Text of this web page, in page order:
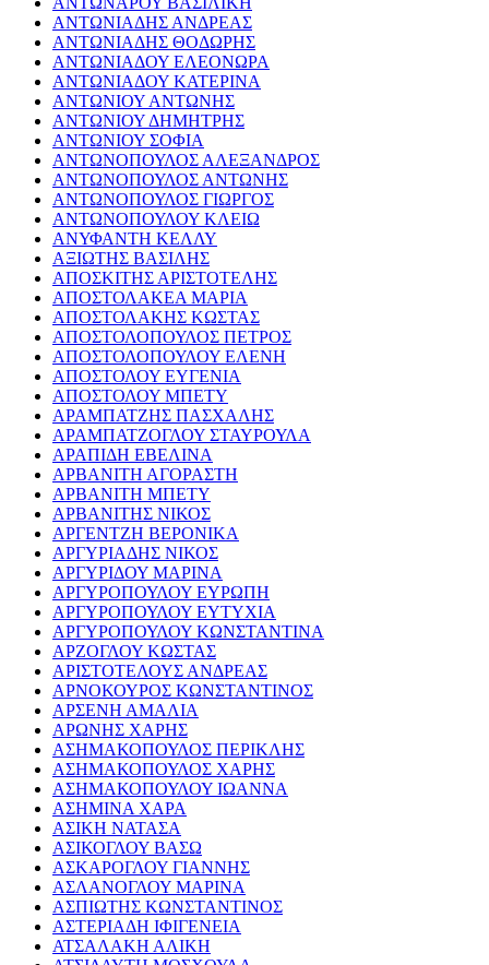
ΑΝΤΩΝΙΑΔΗΣ ΑΝΔΡΕΑΣ
ΑΝΤΩΝΙΑΔΗΣ ΘΟΔΩΡΗΣ
ΑΝΤΩΝΙΑΔΟΥ ΕΛΕΟΝΩΡΑ
ΑΝΤΩΝΙΑΔΟΥ ΚΑΤΕΡΙΝΑ
ΑΝΤΩΝΙΟΥ ΑΝΤΩΝΗΣ
ΑΝΤΩΝΙΟΥ ΔΗΜΗΤΡΗΣ
ΑΝΤΩΝΙΟΥ ΣΟΦΙΑ
ΑΝΤΩΝΟΠΟΥΛΟΣ ΑΛΕΞΑΝΔΡΟΣ
ΑΝΤΩΝΟΠΟΥΛΟΣ ΑΝΤΩΝΗΣ
ΑΝΤΩΝΟΠΟΥΛΟΣ ΓΙΩΡΓΟΣ
ΑΝΤΩΝΟΠΟΥΛΟΥ ΚΛΕΙΩ
ΑΝΥΦΑΝΤΗ ΚΕΛΛΥ
ΑΞΙΩΤΗΣ ΒΑΣΙΛΗΣ
ΑΠΟΣΚΙΤΗΣ ΑΡΙΣΤΟΤΕΛΗΣ
ΑΠΟΣΤΟΛΑΚΕΑ ΜΑΡΙΑ
ΑΠΟΣΤΟΛΑΚΗΣ ΚΩΣΤΑΣ
ΑΠΟΣΤΟΛΟΠΟΥΛΟΣ ΠΕΤΡΟΣ
ΑΠΟΣΤΟΛΟΠΟΥΛΟΥ ΕΛΕΝΗ
ΑΠΟΣΤΟΛΟΥ ΕΥΓΕΝΙΑ
ΑΠΟΣΤΟΛΟΥ ΜΠΕΤΥ
ΑΡΑΜΠΑΤΖΗΣ ΠΑΣΧΑΛΗΣ
ΑΡΑΜΠΑΤΖΟΓΛΟΥ ΣΤΑΥΡΟΥΛΑ
ΑΡΑΠΙΔΗ ΕΒΕΛΙΝΑ
ΑΡΒΑΝΙΤΗ ΑΓΟΡΑΣΤΗ
ΑΡΒΑΝΙΤΗ ΜΠΕΤΥ
ΑΡΒΑΝΙΤΗΣ ΝΙΚΟΣ
ΑΡΓΕΝΤΖΗ ΒΕΡΟΝΙΚΑ
ΑΡΓΥΡΙΑΔΗΣ ΝΙΚΟΣ
ΑΡΓΥΡΙΔΟΥ ΜΑΡΙΝΑ
ΑΡΓΥΡΟΠΟΥΛΟΥ ΕΥΡΩΠΗ
ΑΡΓΥΡΟΠΟΥΛΟΥ ΕΥΤΥΧΙΑ
ΑΡΓΥΡΟΠΟΥΛΟΥ ΚΩΝΣΤΑΝΤΙΝΑ
ΑΡΖΟΓΛΟΥ ΚΩΣΤΑΣ
ΑΡΙΣΤΟΤΕΛΟΥΣ ΑΝΔΡΕΑΣ
ΑΡΝΟΚΟΥΡΟΣ ΚΩΝΣΤΑΝΤΙΝΟΣ
ΑΡΣΕΝΗ ΑΜΑΛΙΑ
ΑΡΩΝΗΣ ΧΑΡΗΣ
ΑΣΗΜΑΚΟΠΟΥΛΟΣ ΠΕΡΙΚΛΗΣ
ΑΣΗΜΑΚΟΠΟΥΛΟΣ ΧΑΡΗΣ
ΑΣΗΜΑΚΟΠΟΥΛΟΥ ΙΩΑΝΝΑ
ΑΣΗΜΙΝΑ ΧΑΡΑ
ΑΣΙΚΗ ΝΑΤΑΣΑ
ΑΣΙΚΟΓΛΟΥ ΒΑΣΩ
ΑΣΚΑΡΟΓΛΟΥ ΓΙΑΝΝΗΣ
ΑΣΛΑΝΟΓΛΟΥ ΜΑΡΙΝΑ
ΑΣΠΙΩΤΗΣ ΚΩΝΣΤΑΝΤΙΝΟΣ
ΑΣΤΕΡΙΑΔΗ ΙΦΙΓΕΝΕΙΑ
ΑΤΣΑΛΑΚΗ ΑΛΙΚΗ